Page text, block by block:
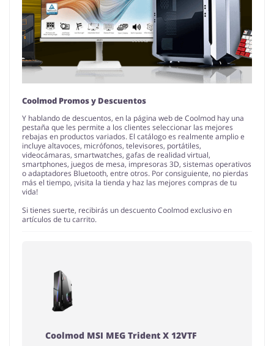
Coolmod Promos y Descuentos
Y hablando de descuentos, en la página web de Coolmod hay una
pestaña que les permite a los clientes seleccionar las mejores
rebajas en productos variados. El catálogo es realmente amplio e
incluye altavoces, micrófonos, televisores, portátiles,
videocámaras, smartwatches, gafas de realidad virtual,
smartphones, juegos de mesa, impresoras 3D, sistemas operativos
o adaptadores Bluetooth, entre otros. Por consiguiente, no pierdas
más el tiempo, ¡visita la tienda y haz las mejores compras de tu
vida!
Si tienes suerte, recibirás un descuento Coolmod exclusivo en
artículos de tu carrito.
Coolmod MSI MEG Trident X 12VTF